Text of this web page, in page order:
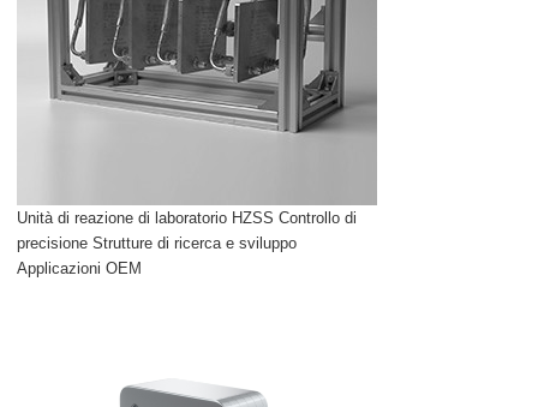
Unità di reazione di laboratorio HZSS Controllo di
precisione Strutture di ricerca e sviluppo
Applicazioni OEM